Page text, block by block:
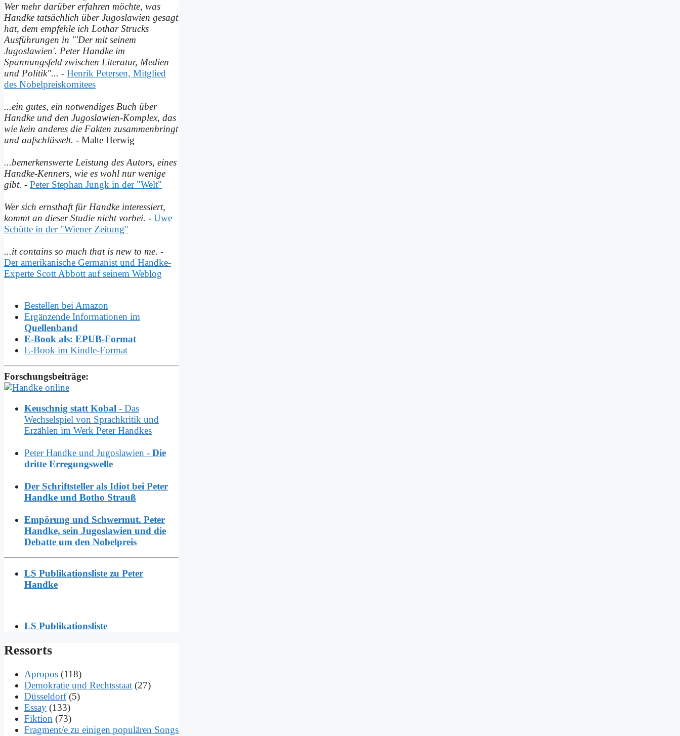
Wer mehr darüber erfahren möchte, was
Handke tatsächlich über Jugoslawien gesagt
hat, dem empfehle ich Lothar Strucks
Ausführungen in "'Der mit seinem
Jugoslawien'. Peter Handke im
Spannungsfeld zwischen Literatur, Medien
und Politik"... - Henrik Petersen, Mitglied
des Nobelpreiskomitees
...ein gutes, ein notwendiges Buch über
Handke und den Jugoslawien-Komplex, das
wie kein anderes die Fakten zusammenbringt
und auf­schlüsselt. - Malte Herwig
...bemerkenswerte Leistung des Autors, eines
Handke-Kenners, wie es wohl nur wenige
gibt. - Peter Stephan Jungk in der "Welt"
Wer sich ernsthaft für Handke interessiert,
kommt an dieser Studie nicht vorbei. - Uwe
Schütte in der "Wiener Zeitung"
...it contains so much that is new to me. -
Der amerikanische Germanist und Handke-
Experte Scott Abbott auf seinem Weblog
Bestellen bei Amazon
Ergänzende Informationen im
Quellenband
E-Book als: EPUB-Format
E-Book im Kindle-Format
Forschungsbeiträge:
Keuschnig statt Kobal - Das
Wechselspiel von Sprachkritik und
Erzählen im Werk Peter Handkes
Peter Handke und Jugoslawien - Die
dritte Erregungswelle
Der Schriftsteller als Idiot bei Peter
Handke und Botho Strauß
Empörung und Schwermut. Peter
Handke, sein Jugoslawien und die
Debatte um den Nobelpreis
LS Publikationsliste zu Peter
Handke
LS Publikationsliste
Res­sorts
Apropos (118)
Demokratie und Rechtsstaat (27)
Düsseldorf(5)
Essay (133)
Fiktion (73)
Fragment/e zu einigen populären Songs